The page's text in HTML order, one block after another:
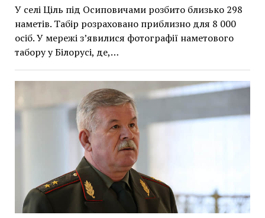
У селі Ціль під Осиповичами розбито близько 298
наметів. Табір розраховано приблизно для 8 000
осіб. У мережі з’явилися фотографії наметового
табору у Білорусі, де,…